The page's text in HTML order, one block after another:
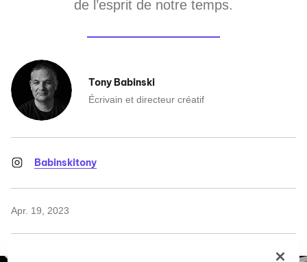
de l’esprit de notre temps.
Tony Babinski
Écrivain et directeur créatif
Babinskitony
Apr. 19, 2023